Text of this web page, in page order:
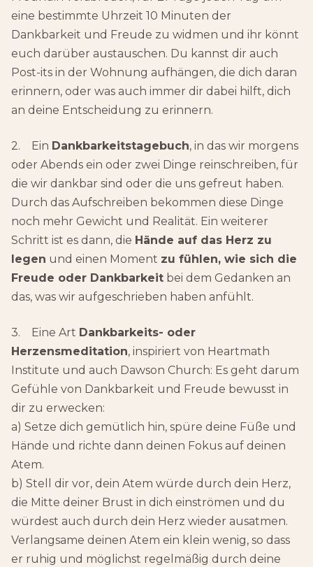
eine bestimmte Uhrzeit 10 Minuten der
Dankbarkeit und Freude zu widmen und ihr könnt
euch darüber austauschen. Du kannst dir auch
Post-its in der Wohnung aufhängen, die dich daran
erinnern, oder was auch immer dir dabei hilft, dich
an deine Entscheidung zu erinnern.
2. Ein Dankbarkeitstagebuch, in das wir morgens
oder Abends ein oder zwei Dinge reinschreiben, für
die wir dankbar sind oder die uns gefreut haben.
Durch das Aufschreiben bekommen diese Dinge
noch mehr Gewicht und Realität. Ein weiterer
Schritt ist es dann, die Hände auf das Herz zu
legen und einen Moment zu fühlen, wie sich die
Freude oder Dankbarkeit bei dem Gedanken an
das, was wir aufgeschrieben haben anfühlt.
3. Eine Art Dankbarkeits- oder
Herzensmeditation, inspiriert von Heartmath
Institute und auch Dawson Church: Es geht darum
Gefühle von Dankbarkeit und Freude bewusst in
dir zu erwecken:
a) Setze dich gemütlich hin, spüre deine Füße und
Hände und richte dann deinen Fokus auf deinen
Atem.
b) Stell dir vor, dein Atem würde durch dein Herz,
die Mitte deiner Brust in dich einströmen und du
würdest auch durch dein Herz wieder ausatmen.
Verlangsame deinen Atem ein klein wenig, so dass
er ruhig und möglichst regelmäßig durch deine